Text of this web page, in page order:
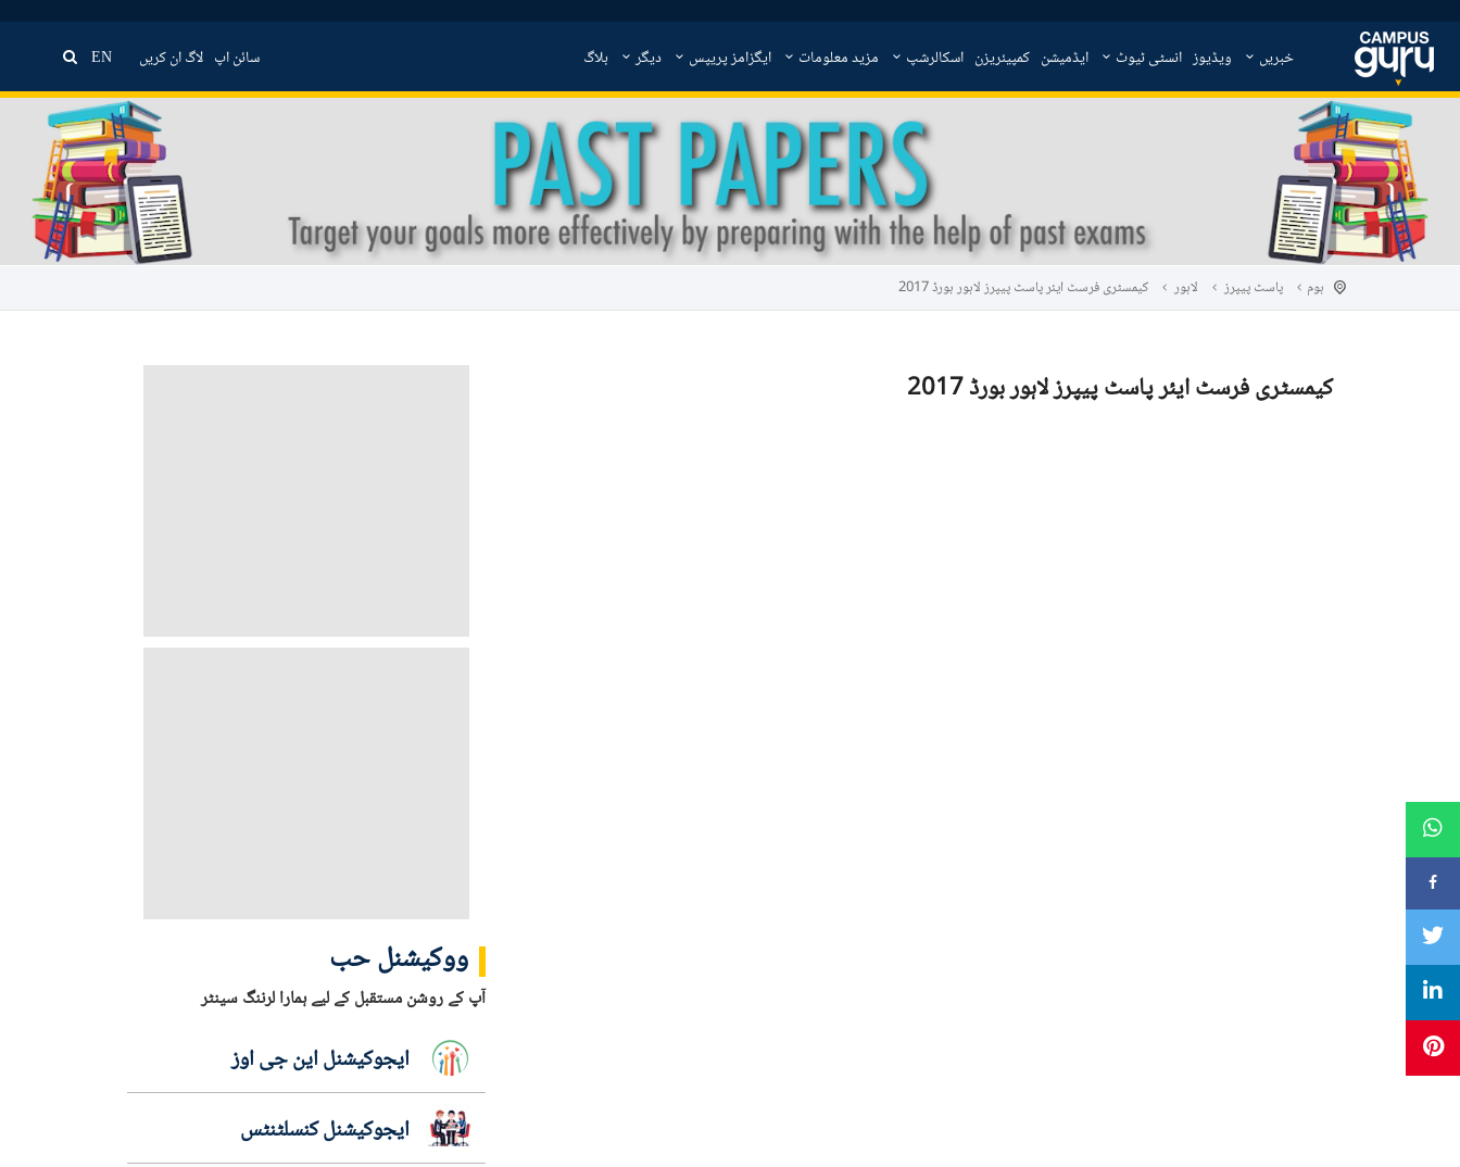
خبریں ویڈیوز انسٹی ٹیوٹ ایڈمیشن کمپیئریزن اسکالرشپ مزید معلومات ایگزامز پریپس دیگر بلاگ سائن اپ لاگ ان کریں EN
ہوم پاسٹ پیپرز لاہور کیمسٹری فرسٹ ایئر پاسٹ پیپرز لاہور بورڈ 2017
کیمسٹری فرسٹ ایئر پاسٹ پیپرز لاہور بورڈ 2017
ووکیشنل حب
آپ کے روشن مستقبل کے لیے ہمارا لرننگ سینٹر
ایجوکیشنل این جی اوز
ایجوکیشنل کنسلٹنٹس